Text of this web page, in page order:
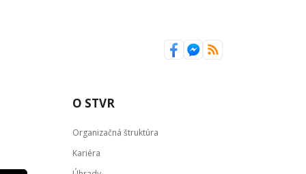
O STVR
Organizačná štruktúra
Kariéra